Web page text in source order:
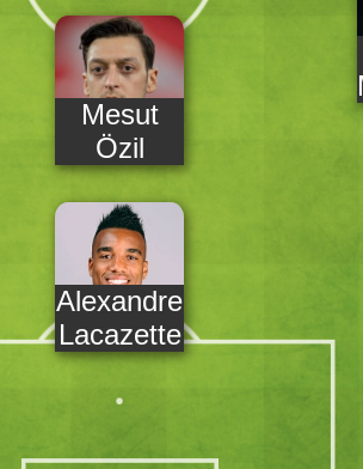
Mesut
Özil
Alexandre
Lacazette